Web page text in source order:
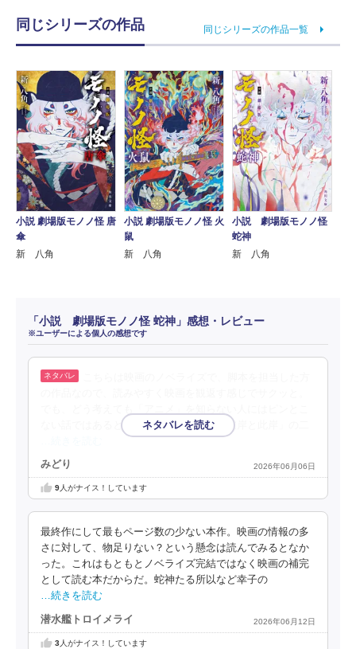
同じシリーズの作品 同じシリーズの作品一覧
小説 劇場版モノノ怪 唐
傘
新 八角
小説 劇場版モノノ怪 火
鼠
新 八角
小説 劇場版モノノ怪
蛇神
新 八角
「小説 劇場版モノノ怪 蛇神」感想・レビュー
※ユーザーによる個人の感想です
ない話ではあると思う。今回わざわざ「彼岸と此岸」の二
みどり 2026年06月06日
9人がナイス！しています
最終作にして最もページ数の少ない本作。映画の情報の多
さに対して、物足りない？という懸念は読んでみるとなか
った。これはもともとノベライズ完結ではなく映画の補完
として読む本だからだ。蛇神たる所以など幸子の
…続きを読む
潜水艦トロイメライ 2026年06月12日
3人がナイス！しています